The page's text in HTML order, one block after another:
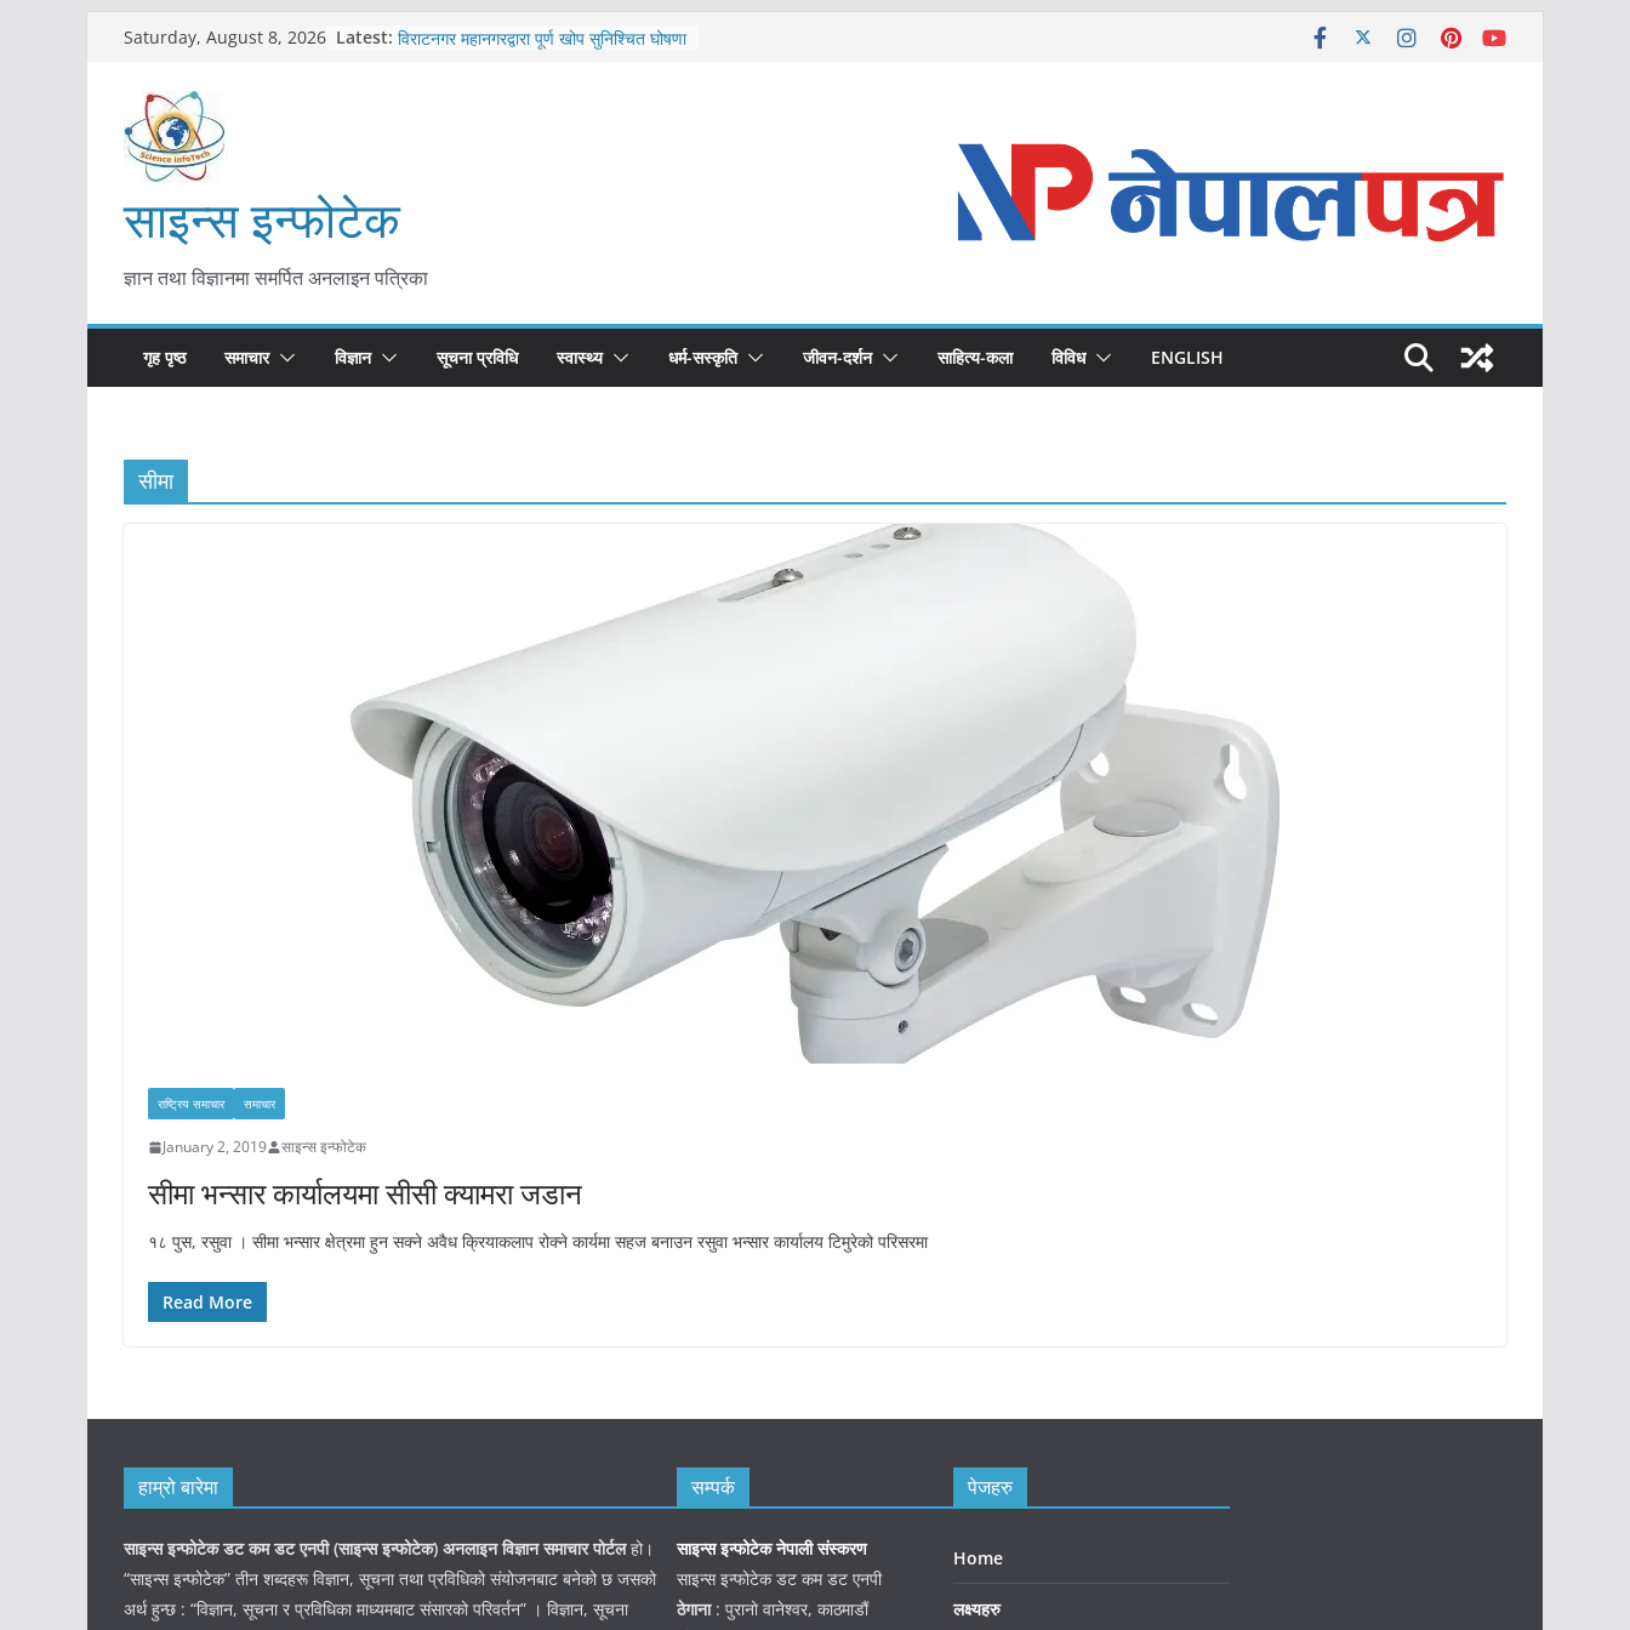
content
Saturday, August 8, 2026 Latest: कोरोना संक्रमण पुष्टिपछि दार्चुलाका सीमामा कडाइ
विराटनगर महानगरद्वारा पूर्ण खोप सुनिश्चित घोषणा
साइन्स इन्फोटेक
ज्ञान तथा विज्ञानमा समर्पित अनलाइन पत्रिका
गृह पृष्ठ समाचार विज्ञान सूचना प्रविधि स्वास्थ्य धर्म-सस्कृति जीवन-दर्शन साहित्य-कला विविध ENGLISH
सीमा
राष्ट्रिय समाचार समाचार
January 2, 2019 साइन्स इन्फोटेक
सीमा भन्सार कार्यालयमा सीसी क्यामरा जडान
१८ पुस, रसुवा । सीमा भन्सार क्षेत्रमा हुन सक्ने अवैध क्रियाकलाप रोक्ने कार्यमा सहज बनाउन रसुवा भन्सार कार्यालय टिमुरेको परिसरमा
Read More
हाम्रो बारेमा
साइन्स इन्फोटेक डट कम डट एनपी (साइन्सइन्फोटेक) अनलाइन विज्ञान समाचार पोर्टलहो।
“साइन्स इन्फोटेक” तीन शब्दहरू विज्ञान, सूचना तथा प्रविधिको संयोजनबाट बनेको छ जसको
अर्थ हुन्छ : “विज्ञान, सूचना र प्रविधिका माध्यमबाट संसारको परिवर्तन” । विज्ञान, सूचना
सम्पर्क
साइन्स इन्फोटेक नेपाली संस्करण
साइन्स इन्फोटेक डट कम डट एनपी
ठेगाना: पुरानो वानेश्वर, काठमाडौं
पेजहरु
Home
लक्ष्यहरु